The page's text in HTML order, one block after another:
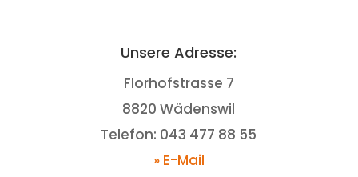
Unsere Adresse:
Florhofstrasse 7
8820 Wädenswil
Telefon: 043 477 88 55
» E-Mail